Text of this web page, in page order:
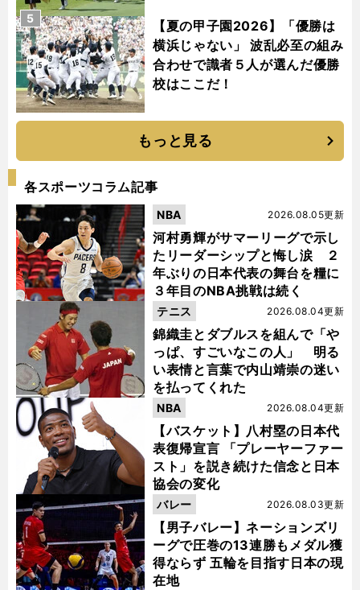
【夏の甲子園2026】「優勝は
横浜じゃない」 波乱必至の組み
合わせで識者５人が選んだ優勝
校はここだ！
5
もっと見る
各スポーツコラム記事
河村勇輝がサマーリーグで示し
たリーダーシップと悔し涙 ２
年ぶりの日本代表の舞台を糧に
３年目のNBA挑戦は続く
2026.08.05更新
NBA
錦織圭とダブルスを組んで「や
っぱ、すごいなこの人」 明る
い表情と言葉で内山靖崇の迷い
を払ってくれた
2026.08.04更新
テニス
【バスケット】八村塁の日本代
表復帰宣言 「プレーヤーファー
スト」を説き続けた信念と日本
協会の変化
2026.08.04更新
NBA
【男子バレー】ネーションズリ
ーグで圧巻の13連勝もメダル獲
得ならず 五輪を目指す日本の現
在地
2026.08.03更新
バレー